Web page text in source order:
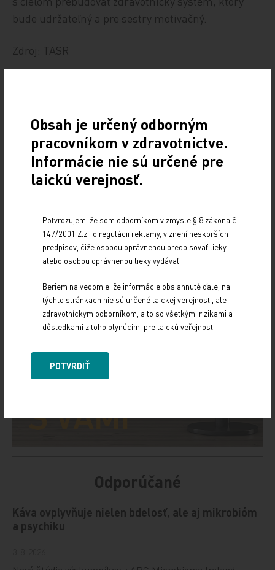
bude udržateľný a pre sestry motivačný.
Zdroj: TASR
Odporúčané
Káva ovplyvňuje nielen bdelosť, ale aj mikrobióm
a psychiku
Obsah je určený odborným
pracovníkom v zdravotníctve.
Informácie nie sú určené pre
laickú verejnosť.
Potvrdzujem, že som odborníkom v zmysle § 8 zákona č.
147/2001 Z.z., o regulácii reklamy, v znení neskorších
predpisov, čiže osobou oprávnenou predpisovať lieky
alebo osobou oprávnenou lieky vydávať.
Beriem na vedomie, že informácie obsiahnuté ďalej na
týchto stránkach nie sú určené laickej verejnosti, ale
zdravotníckym odborníkom, a to so všetkými rizikami a
dôsledkami z toho plynúcimi pre laickú veřejnost.
POTVRDIŤ